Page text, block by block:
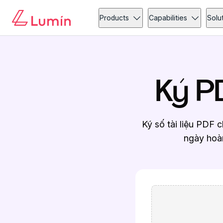
Products Capabilities
Ký
Ký số tài liệu PDF
ngày